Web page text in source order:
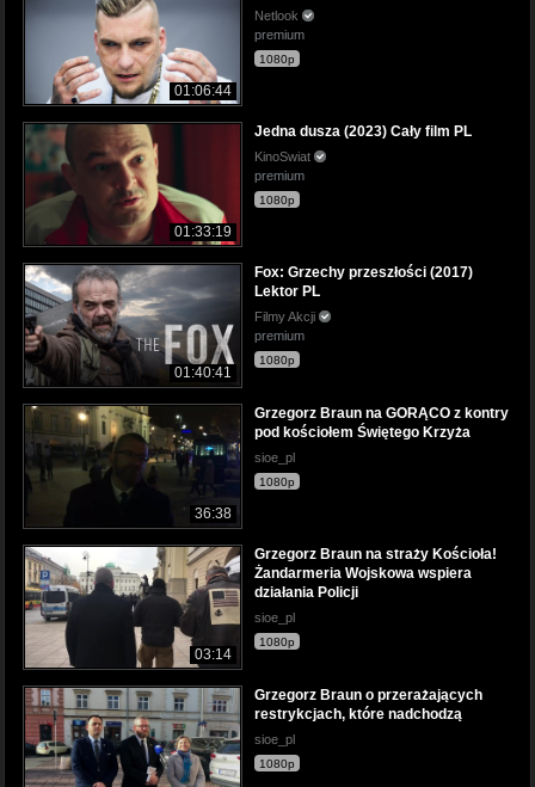
01:06:44
Netlook
premium
1080p
01:33:19
Jedna dusza (2023) Cały film PL
KinoSwiat
premium
1080p
01:40:41
Fox: Grzechy przeszłości (2017)
Lektor PL
Filmy Akcji
premium
1080p
36:38
Grzegorz Braun na GORĄCO z kontry
pod kościołem Świętego Krzyża
sioe_pl
1080p
03:14
Grzegorz Braun na straży Kościoła!
Żandarmeria Wojskowa wspiera
działania Policji
sioe_pl
1080p
Grzegorz Braun o przerażających
restrykcjach, które nadchodzą
sioe_pl
1080p